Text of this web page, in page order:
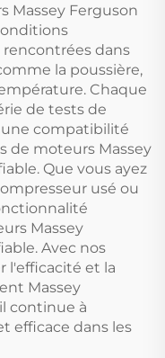
Massey Ferguson
dans
la poussière,
Chaque
de tests de
compatibilité
de moteurs Massey
Que vous ayez
usé ou
Massey
Avec nos
l'efficacité et la
Massey
continue à
efficace dans les